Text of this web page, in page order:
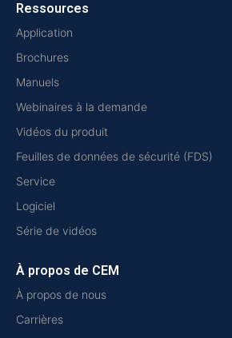
Ressources
Application
Brochures
Manuels
Webinaires à la demande
Vidéos du produit
Feuilles de données de sécurité (FDS)
Service
Logiciel
Série de vidéos
À propos de CEM
À propos de nous
Carrières